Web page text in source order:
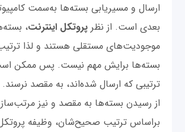
ارسال و مسیریابی بسته‌ها به‌سمت
بعدی است. از نظرپروتکل اینترنت،
موجودیت‌های مستقلی هستند و لذا
بسته‌ها برایش مهم نیست. پس ممکن
ترتیبی که ارسال شده‌اند، به مقصد
از رسیدن بسته‌ها به مقصد و نیز
براساس ترتیب صحیح‌شان، وظیفه